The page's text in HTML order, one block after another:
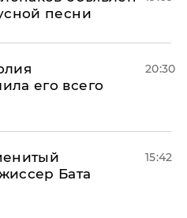
песни
его всего
20:30
Бата
15:42